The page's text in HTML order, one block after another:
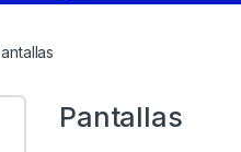
Pantallas